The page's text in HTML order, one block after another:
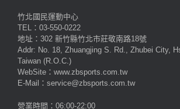
竹北國民運動中心
TEL：03-550-0222
地址：302 新竹縣竹北市莊敬南路18號
Addr: No. 18, Zhuangjing S. Rd., Zhubei City,
Taiwan (R.O.C.)
WebSite：www.zbsports.com.tw
E-Mail：service@zbsports.com.tw
營業時間：06:00-22:00